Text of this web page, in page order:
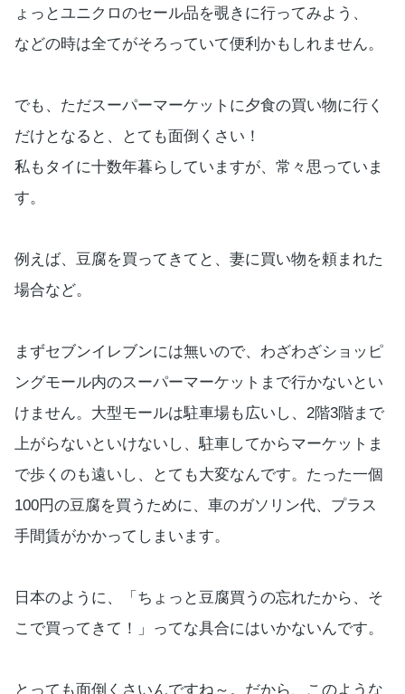
ょっとユニクロのセール品を覗きに行ってみよう、
などの時は全てがそろっていて便利かもしれません。
でも、ただスーパーマーケットに夕食の買い物に行く
だけとなると、とても面倒くさい！
私もタイに十数年暮らしていますが、常々思っていま
す。
例えば、豆腐を買ってきてと、妻に買い物を頼まれた
場合など。
まずセブンイレブンには無いので、わざわざショッピ
ングモール内のスーパーマーケットまで行かないとい
けません。大型モールは駐車場も広いし、2階3階まで
上がらないといけないし、駐車してからマーケットま
で歩くのも遠いし、とても大変なんです。たった一個
100円の豆腐を買うために、車のガソリン代、プラス
手間賃がかかってしまいます。
日本のように、「ちょっと豆腐買うの忘れたから、そ
こで買ってきて！」ってな具合にはいかないんです。
とっても面倒くさいんですね～。だから、このような